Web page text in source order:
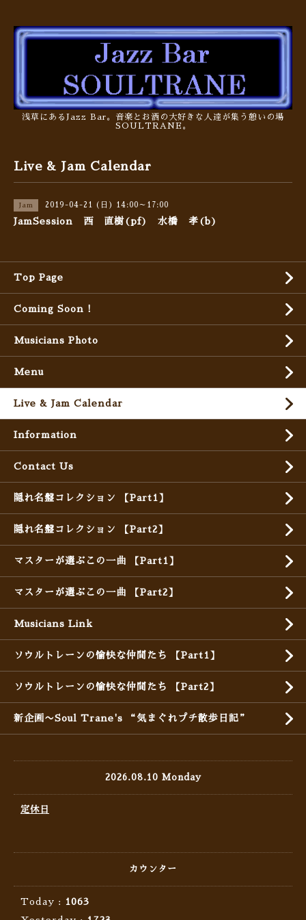
浅草にあるJazz Bar。音楽とお酒の大好きな人達が集う憩いの場
SOULTRANE。
Live & Jam Calendar
Jam 2019-04-21 (日) 14:00～17:00
JamSession 西 直樹(pf) 水橋 孝(b)
Top Page
Coming Soon !
Musicians Photo
Menu
Live & Jam Calendar
Information
Contact Us
隠れ名盤コレクション 【Part1】
隠れ名盤コレクション 【Part2】
マスターが選ぶこの一曲 【Part1】
マスターが選ぶこの一曲 【Part2】
Musicians Link
ソウルトレーンの愉快な仲間たち 【Part1】
ソウルトレーンの愉快な仲間たち 【Part2】
新企画〜Soul Trane's “気まぐれプチ散歩日記”
2026.08.10 Monday
定休日
カウンター
Today :
1063